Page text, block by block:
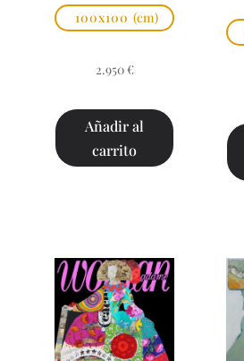
100x100 (cm)
2.950 €
Añadir al
carrito